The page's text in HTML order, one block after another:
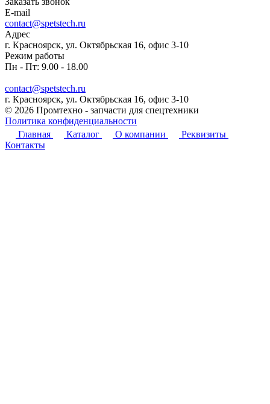
E-mail
contact@spetstech.ru
Адрес
г. Красноярск, ул. Октябрьская 16, офис 3-10
Режим работы
Пн - Пт: 9.00 - 18.00
contact@spetstech.ru
г. Красноярск, ул. Октябрьская 16, офис 3-10
© 2026 Промтехно - запчасти для спецтехники
Политика конфиденциальности
Главная
Каталог О компании
Реквизиты
Контакты